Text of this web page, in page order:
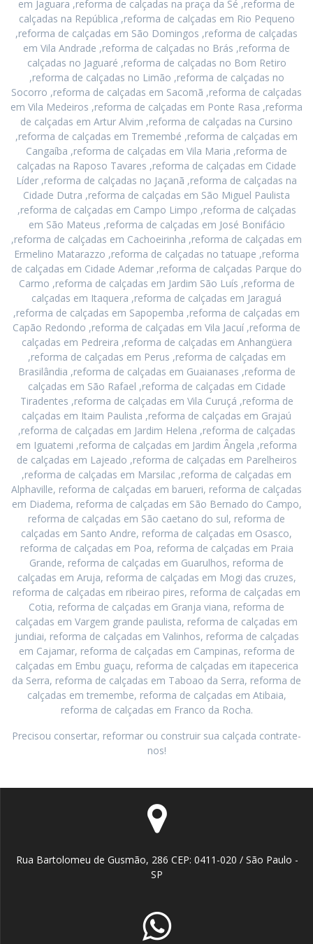
em Jaguara ,reforma de calçadas na praça da Sé ,reforma de
calçadas na República ,reforma de calçadas em Rio Pequeno
,reforma de calçadas em São Domingos ,reforma de calçadas
em Vila Andrade ,reforma de calçadas no Brás ,reforma de
calçadas no Jaguaré ,reforma de calçadas no Bom Retiro
,reforma de calçadas no Limão ,reforma de calçadas no
Socorro ,reforma de calçadas em Sacomã ,reforma de calçadas
em Vila Medeiros ,reforma de calçadas em Ponte Rasa ,reforma
de calçadas em Artur Alvim ,reforma de calçadas na Cursino
,reforma de calçadas em Tremembé ,reforma de calçadas em
Cangaíba ,reforma de calçadas em Vila Maria ,reforma de
calçadas na Raposo Tavares ,reforma de calçadas em Cidade
Líder ,reforma de calçadas no Jaçanã ,reforma de calçadas na
Cidade Dutra ,reforma de calçadas em São Miguel Paulista
,reforma de calçadas em Campo Limpo ,reforma de calçadas
em São Mateus ,reforma de calçadas em José Bonifácio
,reforma de calçadas em Cachoeirinha ,reforma de calçadas em
Ermelino Matarazzo ,reforma de calçadas no tatuape ,reforma
de calçadas em Cidade Ademar ,reforma de calçadas Parque do
Carmo ,reforma de calçadas em Jardim São Luís ,reforma de
calçadas em Itaquera ,reforma de calçadas em Jaraguá
,reforma de calçadas em Sapopemba ,reforma de calçadas em
Capão Redondo ,reforma de calçadas em Vila Jacuí ,reforma de
calçadas em Pedreira ,reforma de calçadas em Anhangüera
,reforma de calçadas em Perus ,reforma de calçadas em
Brasilândia ,reforma de calçadas em Guaianases ,reforma de
calçadas em São Rafael ,reforma de calçadas em Cidade
Tiradentes ,reforma de calçadas em Vila Curuçá ,reforma de
calçadas em Itaim Paulista ,reforma de calçadas em Grajaú
,reforma de calçadas em Jardim Helena ,reforma de calçadas
em Iguatemi ,reforma de calçadas em Jardim Ângela ,reforma
de calçadas em Lajeado ,reforma de calçadas em Parelheiros
,reforma de calçadas em Marsilac ,reforma de calçadas em
Alphaville, reforma de calçadas em barueri, reforma de calçadas
em Diadema, reforma de calçadas em São Bernado do Campo,
reforma de calçadas em São caetano do sul, reforma de
calçadas em Santo Andre, reforma de calçadas em Osasco,
reforma de calçadas em Poa, reforma de calçadas em Praia
Grande, reforma de calçadas em Guarulhos, reforma de
calçadas em Aruja, reforma de calçadas em Mogi das cruzes,
reforma de calçadas em ribeirao pires, reforma de calçadas em
Cotia, reforma de calçadas em Granja viana, reforma de
calçadas em Vargem grande paulista, reforma de calçadas em
jundiai, reforma de calçadas em Valinhos, reforma de calçadas
em Cajamar, reforma de calçadas em Campinas, reforma de
calçadas em Embu guaçu, reforma de calçadas em itapecerica
da Serra, reforma de calçadas em Taboao da Serra, reforma de
calçadas em tremembe, reforma de calçadas em Atibaia,
reforma de calçadas em Franco da Rocha.
Precisou consertar, reformar ou construir sua calçada contrate-
nos!
Rua Bartolomeu de Gusmão, 286 CEP: 0411-020 / São Paulo -
SP